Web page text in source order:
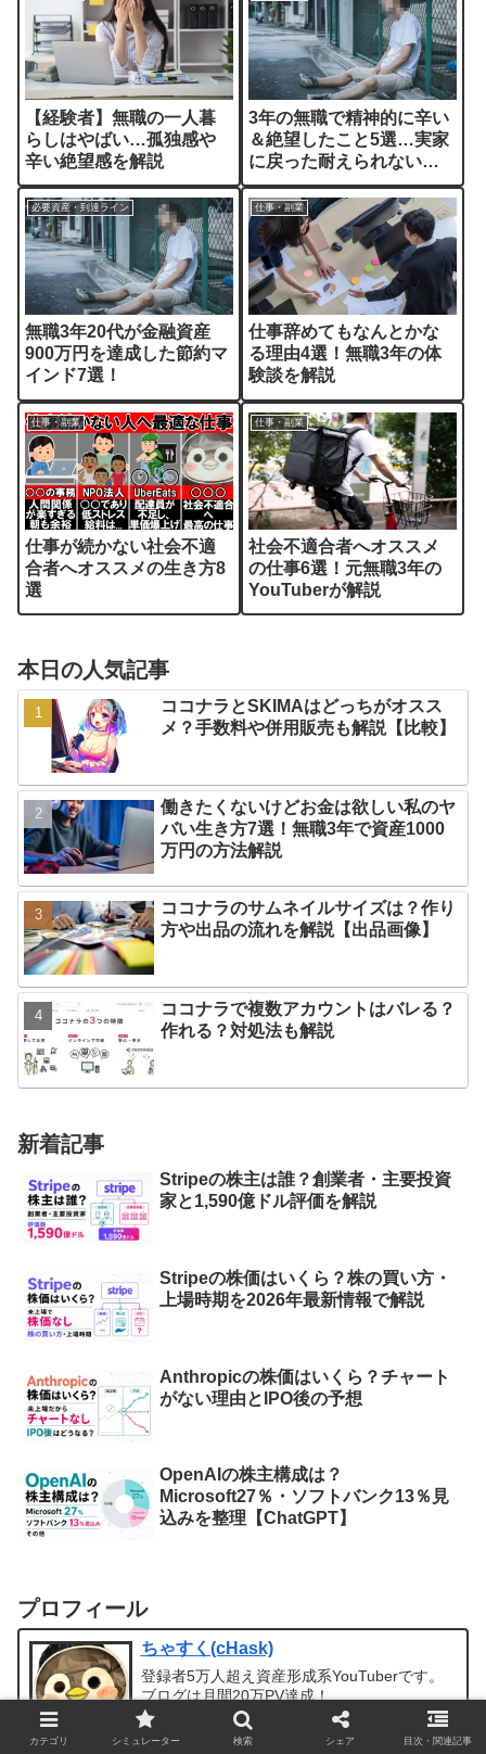
【経験者】無職の一人暮
らしはやばい…孤独感や
辛い絶望感を解説
3年の無職で精神的に辛い
＆絶望したこと5選…実家
に戻った耐えられない
日々を解説
必要資産・到達ライン
無職3年20代が金融資産
900万円を達成した節約マ
インド7選！
仕事・副業
仕事辞めてもなんとかな
る理由4選！無職3年の体
験談を解説
仕事・副業
仕事が続かない社会不適
合者へオススメの生き方8
選
仕事・副業
社会不適合者へオススメ
の仕事6選！元無職3年の
YouTuberが解説
本日の人気記事
ココナラとSKIMAはどっちがオスス
メ？手数料や併用販売も解説【比較】
働きたくないけどお金は欲しい私のヤ
バい生き方7選！無職3年で資産1000
万円の方法解説
ココナラのサムネイルサイズは？作り
方や出品の流れを解説【出品画像】
ココナラで複数アカウントはバレる？
作れる？対処法も解説
新着記事
Stripeの株主は誰？創業者・主要投資
家と1,590億ドル評価を解説
Stripeの株価はいくら？株の買い方・
上場時期を2026年最新情報で解説
Anthropicの株価はいくら？チャート
がない理由とIPO後の予想
OpenAIの株主構成は？
Microsoft27％・ソフトバンク13％見
込みを整理【ChatGPT】
プロフィール
ちゃすく(cHask)
登録者5万人超え資産形成系YouTuberです。
ブログは月間20万PV達成！
noteでは入金力を簡単に上げるための副業
YouTubeについて書いてます。
カテゴリ シミュレーター 検索 シェア 目次・関連記事